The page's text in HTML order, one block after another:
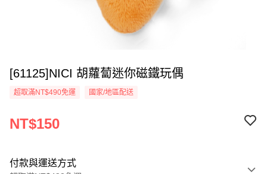
[61125]NICI 胡蘿蔔迷你磁鐵玩偶
超取滿NT$490免運 國家/地區配送
NT$150
付款與運送方式